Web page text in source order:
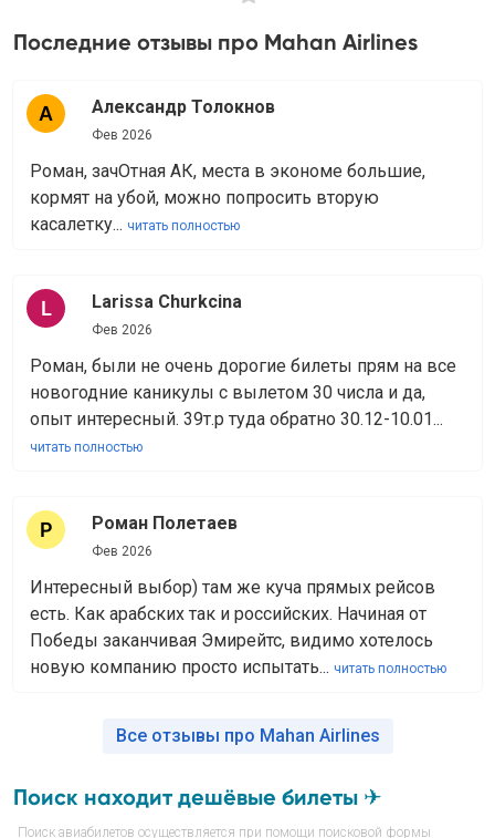
Последние отзывы про Mahan Airlines
Александр Толокнов
Фев 2026
Роман, зачОтная АК, места в экономе большие,
кормят на убой, можно попросить вторую
касалетку... читать полностью
Larissa Churkcina
Фев 2026
Роман, были не очень дорогие билеты прям на все
новогодние каникулы с вылетом 30 числа и да,
опыт интересный. 39т.р туда обратно 30.12-10.01...
читать полностью
Роман Полетаев
Фев 2026
Интересный выбор) там же куча прямых рейсов
есть. Как арабских так и российских. Начиная от
Победы заканчивая Эмирейтс, видимо хотелось
новую компанию просто испытать... читать полностью
Все отзывы про Mahan Airlines
Поиск находит дешёвые билеты ✈
Поиск авиабилетов осуществляется при помощи поисковой формы